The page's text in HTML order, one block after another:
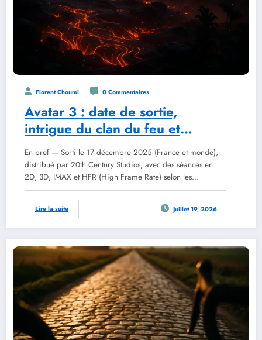
Florent Choumi 0 Commentaires
Avatar 3 : date de sortie,
intrigue du clan du feu et
réception critique en 2026
En bref — Sorti le 17 décembre 2025 (France et monde),
distribué par 20th Century Studios, avec des séances en
2D, 3D, IMAX et HFR (High Frame Rate) selon les…
Lire la suite Juillet 19, 2026